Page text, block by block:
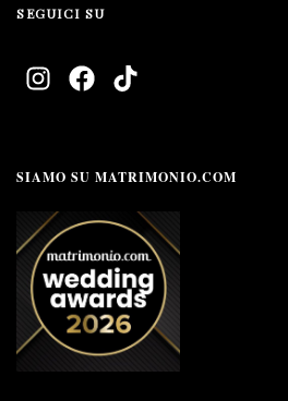
SEGUICI SU
SIAMO SU MATRIMONIO.COM